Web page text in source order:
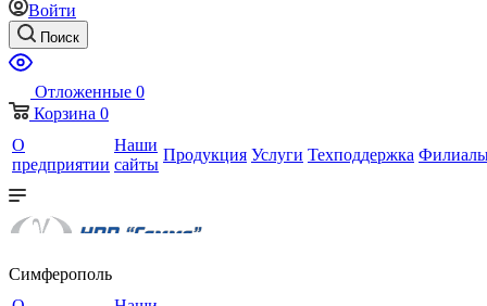
Войти
Поиск
Отложенные 0
Корзина 0
О
предприятии
Наши
сайты
Продукция Услуги Техподдержка
Симферополь